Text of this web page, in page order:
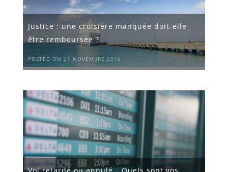
Justice : une croisière manquée doit-elle
être remboursée ?
POSTED ON 21 NOVEMBRE 2016